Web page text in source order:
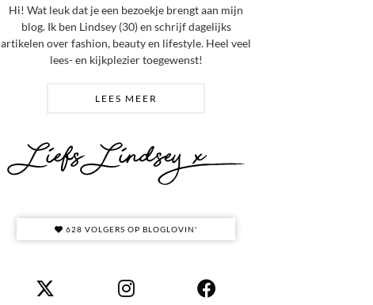
Hi! Wat leuk dat je een bezoekje brengt aan mijn
blog. Ik ben Lindsey (30) en schrijf dagelijks
artikelen over fashion, beauty en lifestyle. Heel veel
lees- en kijkplezier toegewenst!
LEES MEER
628 VOLGERS OP BLOGLOVIN'